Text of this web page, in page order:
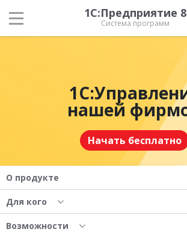
1С:Предприятие 8
Система программ
нашей
Начать бесплатно
О продукте
Для кого
Возможности